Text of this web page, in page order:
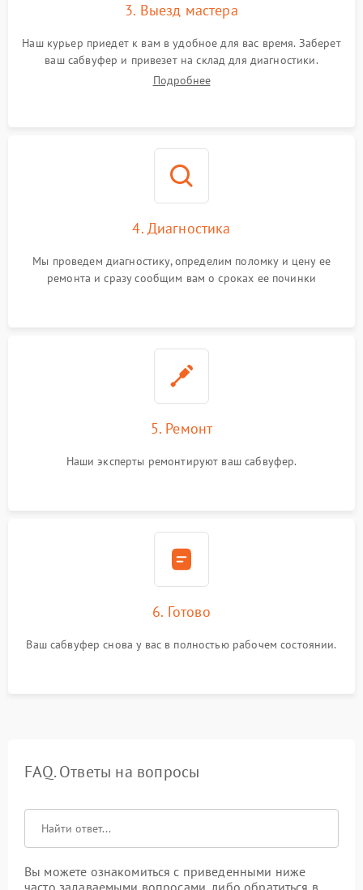
3. Выезд мастера
Наш курьер приедет к вам в удобное для вас время. Заберет
ваш сабвуфер и привезет на склад для диагностики.
Подробнее
4. Диагностика
Мы проведем диагностику, определим поломку и цену ее
ремонта и сразу сообщим вам о сроках ее починки
5. Ремонт
Наши эксперты ремонтируют ваш сабвуфер.
6. Готово
Ваш сабвуфер снова у вас в полностью рабочем состоянии.
FAQ. Ответы на вопросы
Вы можете ознакомиться с приведенными ниже
часто задаваемыми вопросами, либо обратиться в